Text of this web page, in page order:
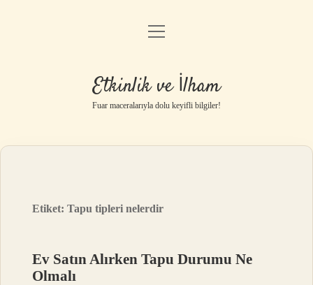
Anasayfa
Gizlilik Politikası
Yasal Uyarı
menüyü
Etkinlik ve İlham
Fuar maceralarıyla dolu keyifli bilgiler!
Etiket:Tapu tipleri nelerdir
Ev Satın Alırken Tapu Durumu Ne
Olmalı